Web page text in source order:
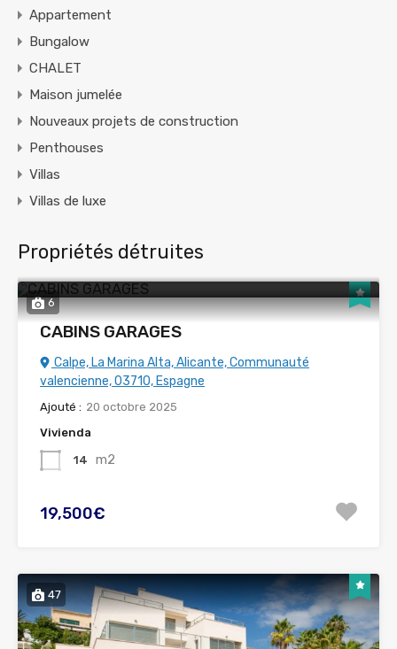
Appartement
Bungalow
CHALET
Maison jumelée
Nouveaux projets de construction
Penthouses
Villas
Villas de luxe
Propriétés détruites
6
CABINS GARAGES
Calpe, La Marina Alta, Alicante, Communauté
valencienne, 03710, Espagne
Ajouté : 20 octobre 2025
Vivienda
14 m2
19,500€
47